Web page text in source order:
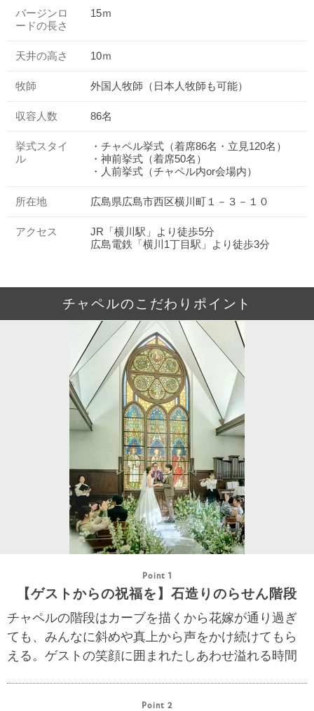
バージンロ
ードの長さ
15ｍ
天井の高さ 10ｍ
牧師 外国人牧師（日本人牧師も可能）
収容人数 86名
挙式スタイ
ル
・チャペル挙式（着席86名・立見120名）
・神前挙式（着席50名）
・人前挙式（チャペル内or会場内）
所在地 広島県広島市西区横川町１－３－１０
アクセス
JR「横川駅」より徒歩5分
広島電鉄「横川1丁目駅」より徒歩3分
チャペルのこだわりポイント
Point 1
【ゲストからの祝福を】石造りのらせん階段
チャペルの階段はカーブを描くから花嫁が通り過ぎ
ても、みんなに斜めや真上から声をかけ続けてもら
える。ゲストの笑顔に囲まれたしあわせ溢れる時間
Point 2